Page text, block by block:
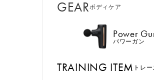
すべての商品を見る
SIXPAD CLUB
GEARボディケア
Power
パワーガン
TRAINING ITEM トレ
Recovery Wear Series
おすすめ
Leg